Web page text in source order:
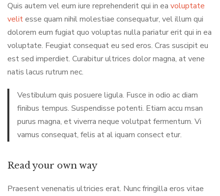
Quis autem vel eum iure reprehenderit qui in ea voluptate
velitesse quam nihil molestiae consequatur, vel illum qui
dolorem eum fugiat quo voluptas nulla pariatur erit qui in ea
voluptate. Feugiat consequat eu sed eros. Cras suscipit eu
est sed imperdiet. Curabitur ultrices dolor magna, at vene
natis lacus rutrum nec.
Vestibulum quis posuere ligula. Fusce in odio ac diam
finibus tempus. Suspendisse potenti. Etiam accu msan
purus magna, et viverra neque volutpat fermentum. Vi
vamus consequat, felis at al iquam consect etur.
Read your own way
Praesent venenatis ultricies erat. Nunc fringilla eros vitae